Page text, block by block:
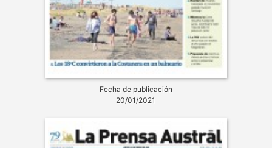
Fecha de publicación
20/01/2021